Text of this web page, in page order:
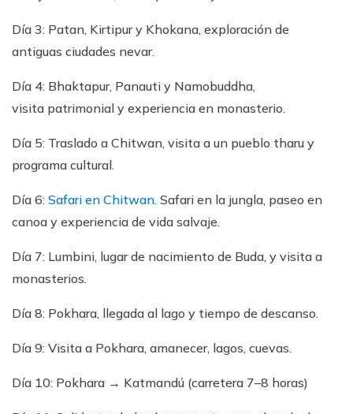
Día 3: Patan, Kirtipur y Khokana, exploración de
antiguas ciudades nevar.
Día 4: Bhaktapur, Panauti y Namobuddha,
visita patrimonial y experiencia en monasterio.
Día 5: Traslado a Chitwan, visita a un pueblo tharu y
programa cultural.
Día 6: Safari en Chitwan. Safari en la jungla, paseo en
canoa y experiencia de vida salvaje.
Día 7: Lumbini, lugar de nacimiento de Buda, y visita a
monasterios.
Día 8: Pokhara, llegada al lago y tiempo de descanso.
Día 9: Visita a Pokhara, amanecer, lagos, cuevas.
Día 10: Pokhara → Katmandú (carretera 7–8 horas)